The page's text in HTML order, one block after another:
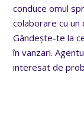
conduce omul
colaborare cu un
Gândește-te la
în vanzari.
interesat de